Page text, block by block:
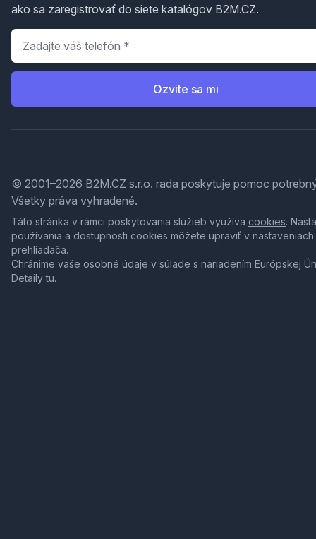
ako sa zaregistrovať do siete katalógov B2M.CZ.
Telefón
Ozvite sa mi
© 2001–2026 B2M.CZ s.r.o. rada poskytuje pomoc
Všetky práva vyhradené.
Táto stránka v rámci poskytovania služieb využíva cookies.
používania a dostupnosti cookies môžete upraviť v nastaveniach
prehliadača.
Chránime vaše osobné údaje v súlade s nariadením Európskej
Detailytu.